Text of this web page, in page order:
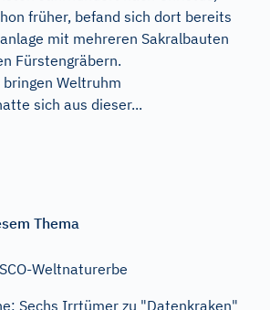
früher, befand sich dort bereits
mit mehreren Sakralbauten
Fürstengräbern.
Weltruhm
sich aus dieser...
Thema
Weltnaturerbe
Sechs Irrtümer zu "Datenkraken"